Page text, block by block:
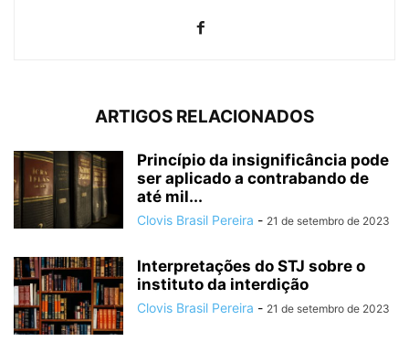
ARTIGOS RELACIONADOS
Princípio da insignificância pode
ser aplicado a contrabando de
até mil...
Clovis Brasil Pereira - 21 de setembro de 2023
Interpretações do STJ sobre o
instituto da interdição
Clovis Brasil Pereira - 21 de setembro de 2023